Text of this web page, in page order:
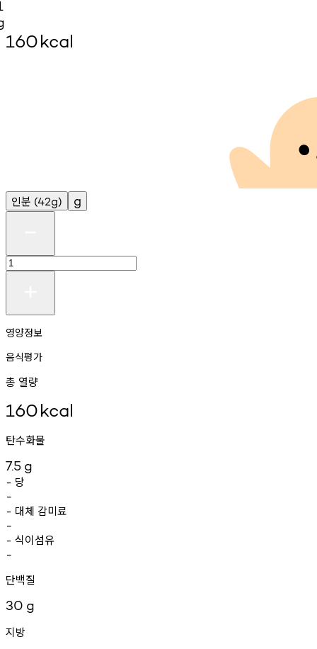
160kcal
인분 (42g) g
영양정보
음식평가
총 열량
160kcal
탄수화물
7.5 g
- 당
-
- 대체 감미료
-
- 식이섬유
-
단백질
30 g
지방